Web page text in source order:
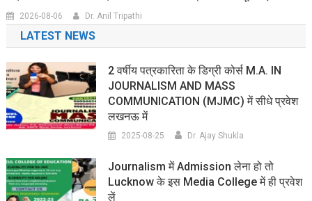
2026-08-06 Dr. Anil Tripathi
LATEST NEWS
2 वर्षीय पत्रकारिता के डिग्री कोर्स M.A. IN
JOURNALISM AND MASS
COMMUNICATION (MJMC) में सीधे प्रवेश
लखनऊ में
2025-08-25 Dr. Ajay Shukla
Journalism में Admission लेना हो तो
Lucknow के इस Media College में ही प्रवेश
लें